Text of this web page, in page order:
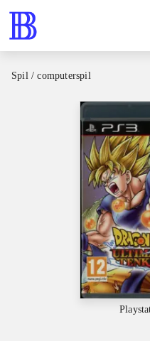
Spil / computerspil